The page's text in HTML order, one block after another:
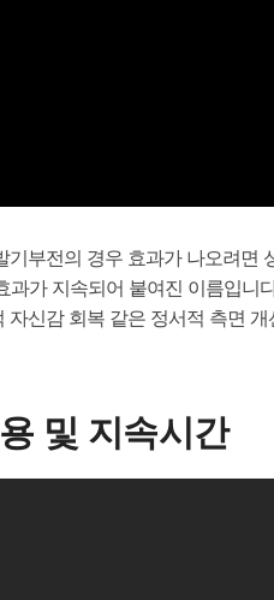
부전의 경우 효과가 나오려
가 지속되어 붙여진 이름입
신감 회복 같은 정서적 측면
및 지속시간